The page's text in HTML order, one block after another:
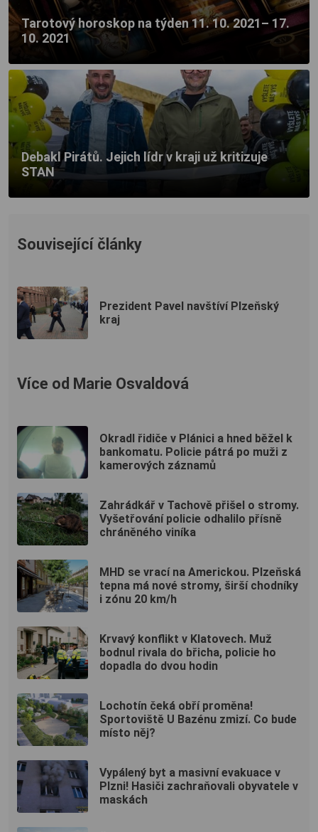
Tarotový horoskop na týden 11. 10. 2021– 17.
10. 2021
Debakl Pirátů. Jejich lídr v kraji už kritizuje
STAN
Související články
Prezident Pavel navštíví Plzeňský
kraj
Více od Marie Osvaldová
Okradl řidiče v Plánici a hned běžel k
bankomatu. Policie pátrá po muži z
kamerových záznamů
Zahrádkář v Tachově přišel o stromy.
Vyšetřování policie odhalilo přísně
chráněného viníka
MHD se vrací na Americkou. Plzeňská
tepna má nové stromy, širší chodníky
i zónu 20 km/h
Krvavý konflikt v Klatovech. Muž
bodnul rivala do břicha, policie ho
dopadla do dvou hodin
Lochotín čeká obří proměna!
Sportoviště U Bazénu zmizí. Co bude
místo něj?
Vypálený byt a masivní evakuace v
Plzni! Hasiči zachraňovali obyvatele v
maskách